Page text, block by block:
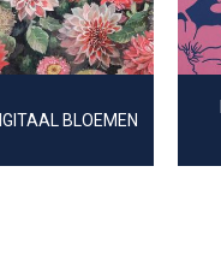
BLOEMEN